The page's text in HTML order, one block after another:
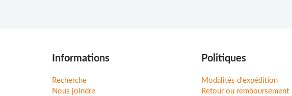
Informations
Recherche
Nous joindre
Politiques
Modalités d'expédition
Retour ou remboursement